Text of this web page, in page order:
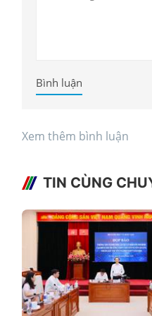
Bình luận
Xem thêm bình luận
TIN CÙNG